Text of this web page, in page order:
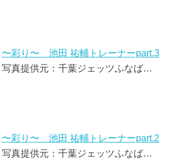
〜彩り〜 池田 祐輔トレーナーpart.3
写真提供元：千葉ジェッツふなば…
〜彩り〜 池田 祐輔トレーナーpart.2
写真提供元：千葉ジェッツふなば…